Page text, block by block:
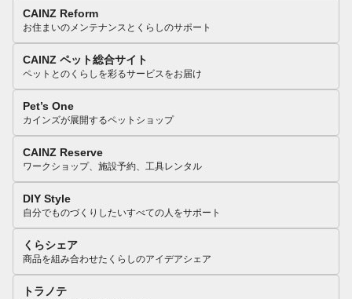
CAINZ Reform
お住まいのメンテナンスとくらしのサポート
CAINZ ペット総合サイト
ペットとのくらしを彩るサービスをお届け
Pet’s One
カインズが展開するペットショップ
CAINZ Reserve
ワークショップ、施設予約、工具レンタル
DIY Style
自分でものづくりしたいすべての人をサポート
くらシェア
商品を組み合わせたくらしのアイデアシェア
トラノテ